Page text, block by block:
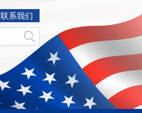
联系我们